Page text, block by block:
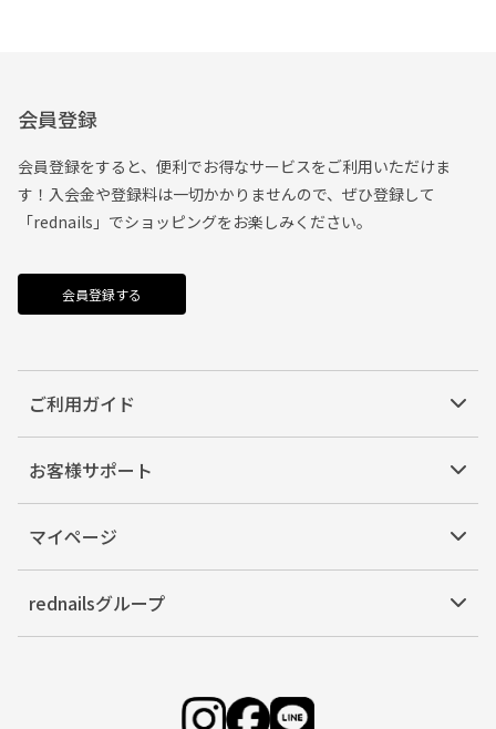
会員登録
会員登録をすると、便利でお得なサービスをご利用いただけま
す！入会金や登録料は一切かかりませんので、ぜひ登録して
「rednails」でショッピングをお楽しみください。
会員登録する
ご利用ガイド
お客様サポート
マイページ
rednailsグループ